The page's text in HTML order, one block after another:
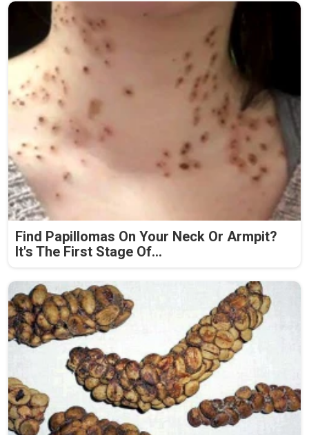
Find Papillomas On Your Neck Or Armpit?
It's The First Stage Of...